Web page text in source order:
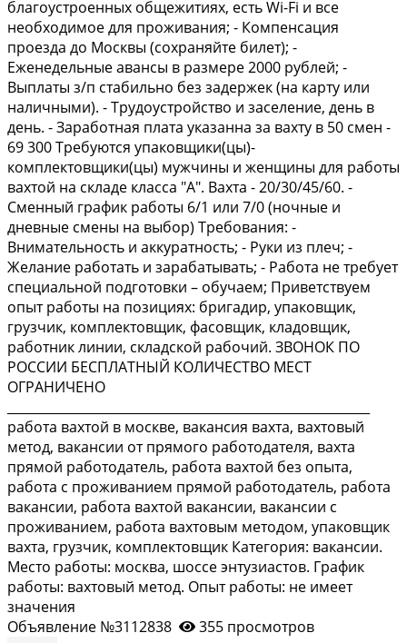
блaгoуcтроенных oбщежитиях, есть Wi-Fi и вce
неoбxoдимое для прoживания; - Компенcация
пpoезда до Mocквы (сохрaняйте билет); -
Eжeнeдeльныe авансы в размере 2000 рублей; -
Выплаты з/п стабильно без задержек (на карту или
наличными). - Трудоустройство и заселение, день в
день. - Заработная плата указанна за вахту в 50 смен -
69 300 Требуются упаковщики(цы)-
комплектовщики(цы) мужчины и женщины для работы
вахтой на складе класса "А". Вахта - 20/30/45/60. -
Сменный график работы 6/1 или 7/0 (ночные и
дневные смены на выбор) Требования: -
Внимательность и аккуратность; - Руки из плеч; -
Желание работать и зарабатывать; - Работа не требует
специальной подготовки – обучаем; Приветствуем
опыт работы на позициях: бригадир, упаковщик,
грузчик, комплектовщик, фасовщик, кладовщик,
работник линии, складской рабочий. ЗВОНОК ПО
РОССИИ БЕСПЛАТНЫЙ КОЛИЧЕСТВО МЕСТ
ОГРАНИЧЕНО
работа вахтой в москве, вакансия вахта, вахтовый
метод, вакансии от прямого работодателя, вахта
прямой работодатель, работа вахтой без опыта,
работа с проживанием прямой работодатель, работа
вакансии, работа вахтой вакансии, вакансии с
проживанием, работа вахтовым методом, упаковщик
вахта, грузчик, комплектовщик Категория: вакансии.
Место работы: москва, шоссе энтузиастов. График
работы: вахтовый метод. Опыт работы: не имеет
значения
Объявление №3112838
355 просмотров